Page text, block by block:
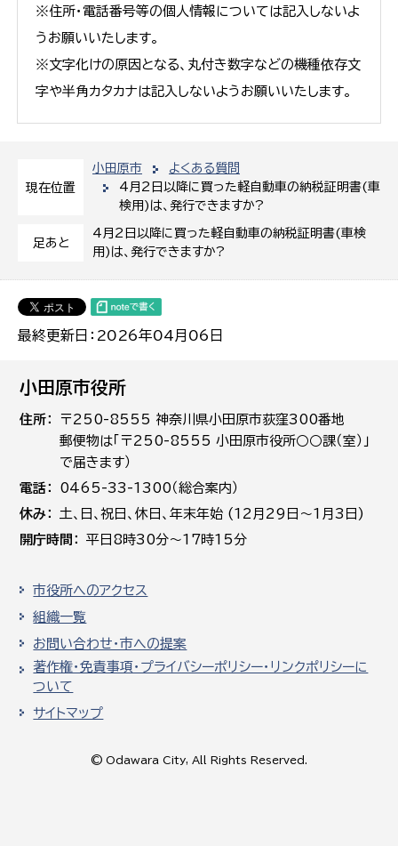
現在位置
小田原市
よくある質問
4月2日以降に買った軽自動車の納税証明書(車
検用)は、発行できますか?
足あと
4月2日以降に買った軽自動車の納税証明書(車検
用)は、発行できますか?
最終更新日：2026年04月06日
※住所・電話番号等の個人情報については記入しないよ
うお願いいたします。
※文字化けの原因となる、丸付き数字などの機種依存文
字や半角カタカナは記入しないようお願いいたします。
小田原市役所
住所
〒250-8555 神奈川県小田原市荻窪300番地
郵便物は「〒250-8555 小田原市役所○○課（室）」
で届きます）
電話
0465-33-1300（総合案内）
休み
土､日､祝日、休日、年末年始 (12月29日～1月3日)
開庁時間
平日8時30分～17時15分
市役所へのアクセス
組織一覧
お問い合わせ・市への提案
著作権・免責事項・プライバシーポリシー・リンクポリシーに
ついて
サイトマップ
© Odawara City, All Rights Reserved.